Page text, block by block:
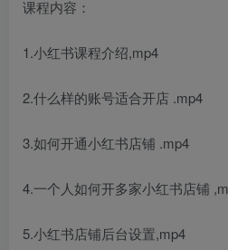
课程内容：
1.小红书课程介绍,mp4
2.什么样的账号适合开店 .mp4
3.如何开通小红书店铺 .mp4
4.一个人如何开多家小红书店铺
5.小红书店铺后台设置,mp4